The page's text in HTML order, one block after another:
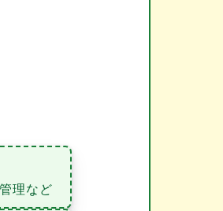
理など